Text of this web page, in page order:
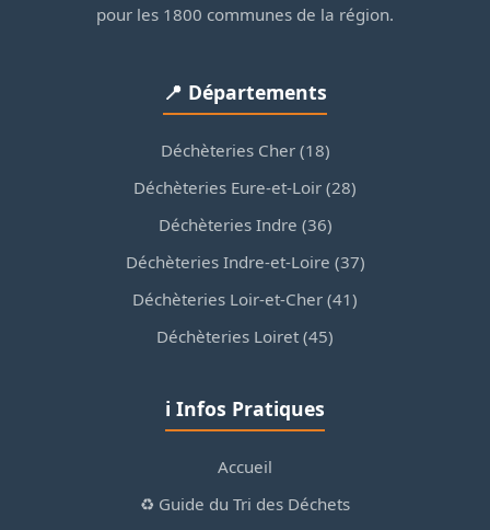
pour les 1800 communes de la région.
📍 Départements
Déchèteries Cher (18)
Déchèteries Eure-et-Loir (28)
Déchèteries Indre (36)
Déchèteries Indre-et-Loire (37)
Déchèteries Loir-et-Cher (41)
Déchèteries Loiret (45)
ℹ️ Infos Pratiques
Accueil
♻️ Guide du Tri des Déchets